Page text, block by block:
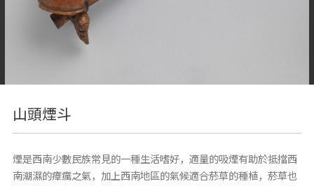
山頭煙斗
煙是西南少數民族常見的一種生活嗜好，適量的吸煙有助於抵擋西
南潮濕的瘴癘之氣，加上西南地區的氣候適合菸草的種植，菸草也